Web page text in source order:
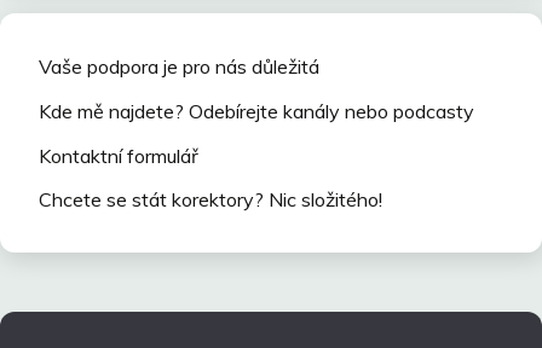
Vaše podpora je pro nás důležitá
Kde mě najdete? Odebírejte kanály nebo podcasty
Kontaktní formulář
Chcete se stát korektory? Nic složitého!